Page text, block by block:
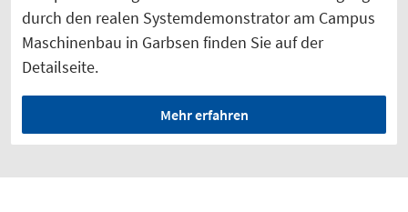
durch den realen Systemdemonstrator am Campus
Maschinenbau in Garbsen finden Sie auf der
Detailseite.
Mehr erfahren